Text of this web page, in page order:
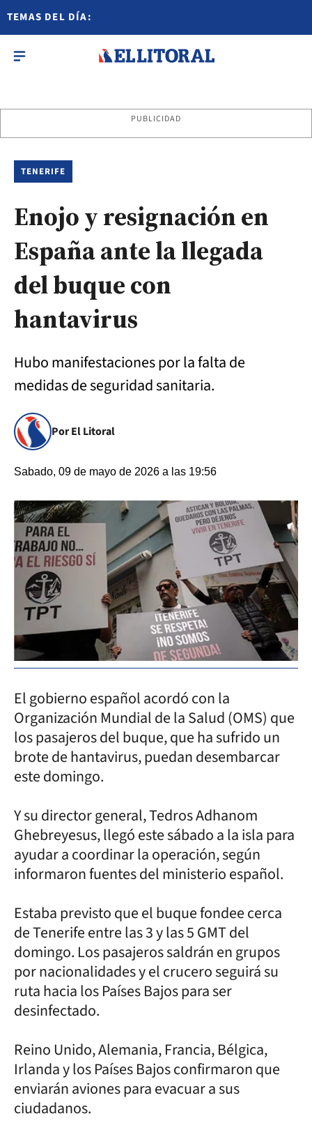
TEMAS DEL DÍA:
PUBLICIDAD
TENERIFE
Enojo y resignación en
España ante la llegada
del buque con
hantavirus
Hubo manifestaciones por la falta de
medidas de seguridad sanitaria.
Por El Litoral
Sabado, 09 de mayo de 2026 a las 19:56
El gobierno español acordó con la
Organización Mundial de la Salud (OMS) que
los pasajeros del buque, que ha sufrido un
brote de hantavirus, puedan desembarcar
este domingo.
Y su director general, Tedros Adhanom
Ghebreyesus, llegó este sábado a la isla para
ayudar a coordinar la operación, según
informaron fuentes del ministerio español.
Estaba previsto que el buque fondee cerca
de Tenerife entre las 3 y las 5 GMT del
domingo. Los pasajeros saldrán en grupos
por nacionalidades y el crucero seguirá su
ruta hacia los Países Bajos para ser
desinfectado.
Reino Unido, Alemania, Francia, Bélgica,
Irlanda y los Países Bajos confirmaron que
enviarán aviones para evacuar a sus
ciudadanos.